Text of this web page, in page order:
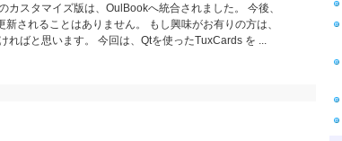
カスタマイズ版は、OulBookへ統合されました。 今後、
されることはありません。 もし興味がお有りの方は、
ればと思います。 今回は、Qtを使ったTuxCards を ...